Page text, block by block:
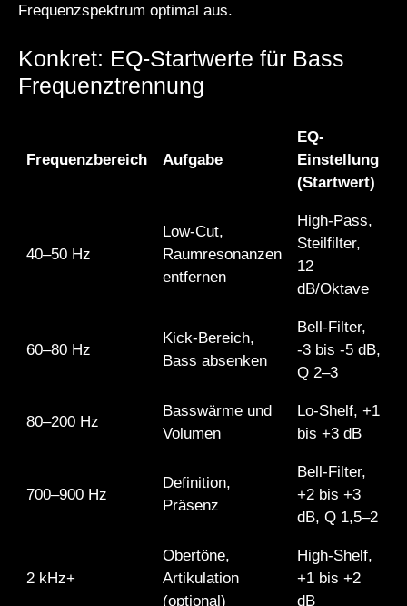
Frequenzspektrum optimal aus.
Konkret: EQ-Startwerte für Bass
Frequenztrennung
Frequenzbereich Aufgabe
EQ-
Einstellung
(Startwert)
40–50 Hz
Low-Cut,
Raumresonanzen
entfernen
High-Pass,
Steilfilter,
12
dB/Oktave
60–80 Hz
Kick-Bereich,
Bass absenken
Bell-Filter,
-3 bis -5 dB,
Q 2–3
80–200 Hz
Basswärme und
Volumen
Lo-Shelf, +1
bis +3 dB
700–900 Hz
Definition,
Präsenz
Bell-Filter,
+2 bis +3
dB, Q 1,5–2
2 kHz+
Obertöne,
Artikulation
(optional)
High-Shelf,
+1 bis +2
dB